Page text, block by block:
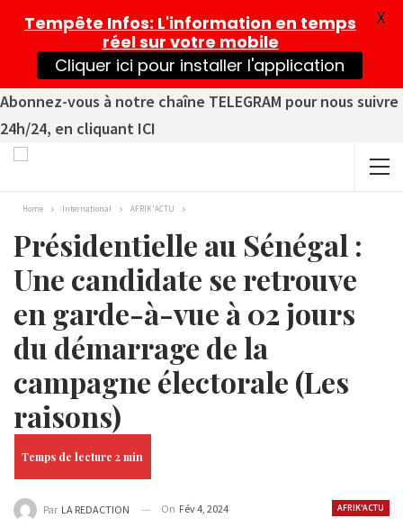
Abonnez-vous à notre chaîne TELEGRAM pour nous suivre
24h/24, en cliquant ICI
Home International AFRIK'ACTU
Présidentielle au Sénégal :
Une candidate se retrouve
en garde-à-vue à 02 jours
du démarrage de la
campagne électorale (Les
raisons)
AFRIK'ACTU
Par LA REDACTION On Fév 4, 2024
Tempête Infos: L'information en temps
réel sur votre mobile
Cliquer ici pour installer l'application
X